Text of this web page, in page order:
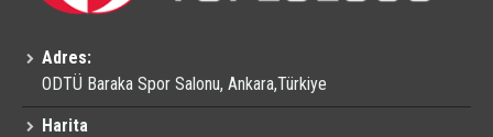
Adres:
ODTÜ Baraka Spor Salonu, Ankara,Türkiye
Harita